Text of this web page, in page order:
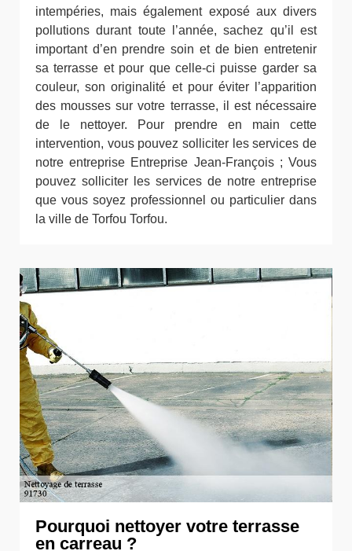
intempéries, mais également exposé aux divers
pollutions durant toute l’année, sachez qu’il est
important d’en prendre soin et de bien entretenir
sa terrasse et pour que celle-ci puisse garder sa
couleur, son originalité et pour éviter l’apparition
des mousses sur votre terrasse, il est nécessaire
de le nettoyer. Pour prendre en main cette
intervention, vous pouvez solliciter les services de
notre entreprise Entreprise Jean-François ; Vous
pouvez solliciter les services de notre entreprise
que vous soyez professionnel ou particulier dans
la ville de Torfou Torfou.
Pourquoi nettoyer votre terrasse
en carreau ?